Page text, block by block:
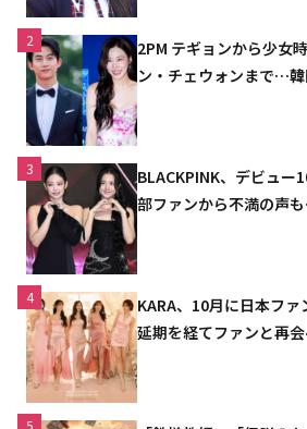
2
2PM テギョンから少女
ン・チェウォンまで…
3
BLACKPINK、デビュー
部ファンから不満の声
4
KARA、10月に日本ファ
延期を経てファンと再
5